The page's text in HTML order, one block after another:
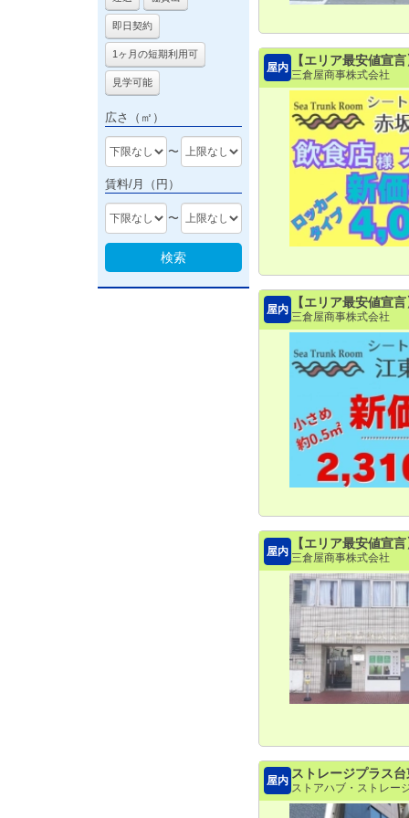
即日契約
1ヶ月の短期利用可
見学可能
広さ（㎡）
〜
賃料/月（円）
〜
検索
屋内
【エリア最安値宣
三倉屋商事株式会社
屋内
【エリア最安値宣
三倉屋商事株式会社
屋内
【エリア最安値宣
三倉屋商事株式会社
屋内
ストレージプラス
ストアハブ・ストレー